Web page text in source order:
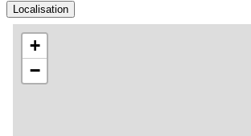
Localisation